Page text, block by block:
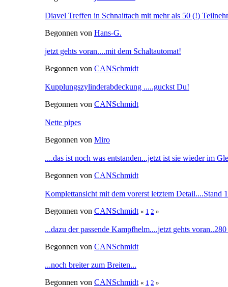
Diavel Treffen in Schnaittach mit mehr als 50 (!)
Begonnen von Hans-G.
jetzt gehts voran....mit dem Schaltautomat!
Begonnen von CANSchmidt
Kupplungszylinderabdeckung .....guckst Du!
Begonnen von CANSchmidt
Nette pipes
Begonnen von Miro
....das ist noch was entstanden...jetzt ist sie wieder im
Begonnen von CANSchmidt
Komplettansicht mit dem vorerst letztem Detail....Stand
Begonnen von CANSchmidt « 1 2 »
...dazu der passende Kampfhelm....jetzt gehts
Begonnen von CANSchmidt
...noch breiter zum Breiten...
Begonnen von CANSchmidt « 1 2 »